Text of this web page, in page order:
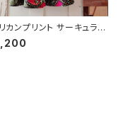
カンプリント サーキュラー
スカート